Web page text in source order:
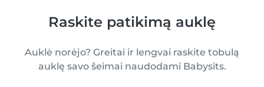
Raskite patikimą auklę
Auklė norėjo? Greitai ir lengvai raskite tobulą
auklę savo šeimai naudodami Babysits.